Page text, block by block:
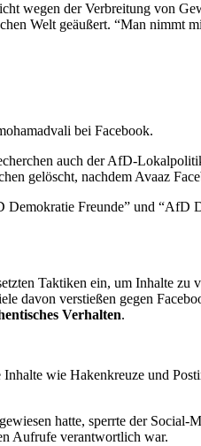
wegen der Verbreitung von
Welt geäußert. “Man
bei Facebook.
auch der AfD-
gelöscht, nachdem Avaaz
Freunde” und
Taktiken ein, um Inhalte
davon verstießen gegen
Verhalten.
wie Hakenkreuze und
hatte, sperrte der
Aufrufe verantwortlich war.